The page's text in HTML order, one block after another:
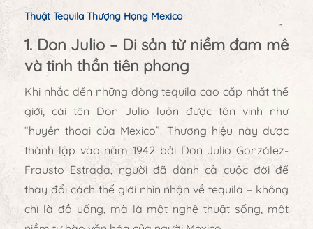
Thuật Tequila Thượng Hạng Mexico
1. Don Julio – Di sản từ niềm đam mê
và tinh thần tiên phong
Khi nhắc đến những dòng tequila cao cấp nhất thế
giới, cái tên Don Julio luôn được tôn vinh như
“huyền thoại của Mexico”. Thương hiệu này được
thành lập vào năm 1942 bởi Don Julio González-
Frausto Estrada, người đã dành cả cuộc đời để
thay đổi cách thế giới nhìn nhận về tequila – không
chỉ là đồ uống, mà là một nghệ thuật sống, một